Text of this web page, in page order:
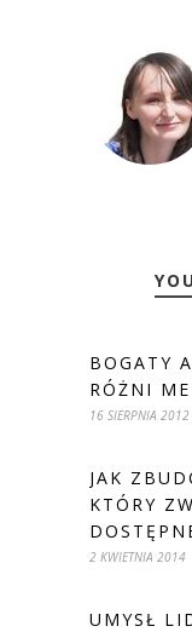
BOGATY
RÓŻNI
16 SIERPNIA 2012
JAK
KTÓRY
2 KWIETNIA 2014
UMYSŁ